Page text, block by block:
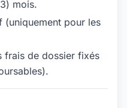
mois.
(uniquement pour les
frais de dossier fixés